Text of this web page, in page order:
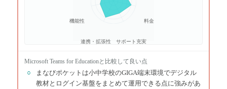
料金
サポート充実
連携・拡張性
機能性
Microsoft Teams for Educationと比較して良い点
○
まなびポケットは小中学校のGIGA端末環境でデジタル
教材とログイン基盤をまとめて運用できる点に強みがあ